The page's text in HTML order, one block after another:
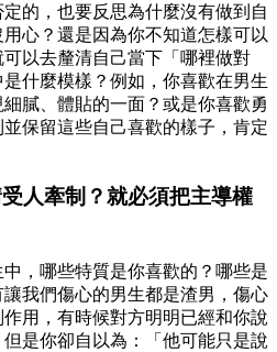
的，也要反思為什麼沒有做到自
心？還是因為你不知道怎樣可以
以去釐清自己當下「哪裡做對
什麼模樣？例如，你喜歡在男生
膩、體貼的一面？或是你喜歡勇
保留這些自己喜歡的樣子，肯定
人牽制？就必須把主導權
，哪些特質是你喜歡的？哪些是
我們傷心的男生都是渣男，傷心
用，有時候對方明明已經和你說
是你卻自以為：「他可能只是說